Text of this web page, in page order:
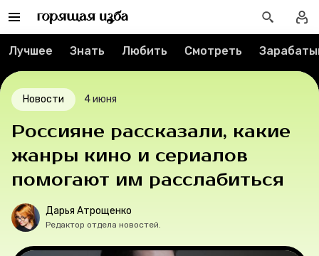
Реклама
Спецпроекты
О проекте
О компании
Лучшее Знать Любить Смотреть
Новости 4 июня
Россияне рассказали, какие
жанры кино и сериалов
помогают им расслабиться
Дарья Атрощенко
Редактор отдела новостей.